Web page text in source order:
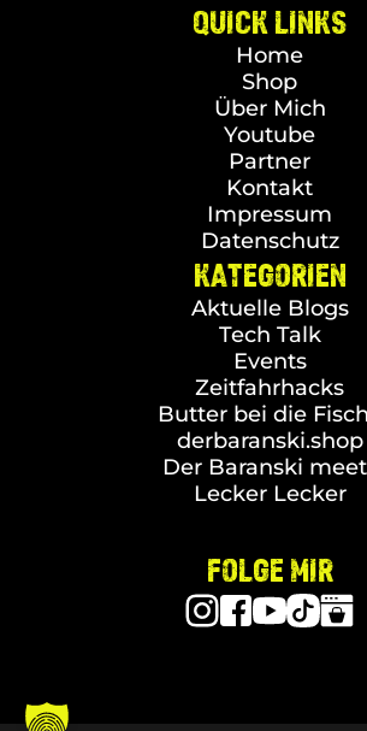
QUICK LINKS
Home
Shop
Über Mich
Youtube
Partner
Kontakt
Impressum
Datenschutz
KATEGORIEN
Aktuelle Blogs
Tech Talk
Events
Zeitfahrhacks
Butter bei die
derbaranski.shop
Der Baranski
Lecker Lecker
FOLGE MIR